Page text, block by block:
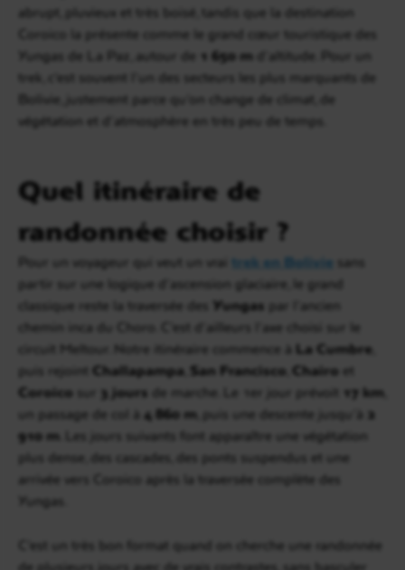
abrupt, pluvieux et très boisé, tandis que la destination
Coroico la présente comme le grand cœur touristique des
Yungas de La Paz, autour de 1 650 m d’altitude. Pour un
trek, c’est souvent l’un des secteurs les plus marquants de
Bolivie, justement parce qu’on change de climat, de
végétation et d’atmosphère en très peu de temps.
Quel itinéraire de
randonnée choisir ?
Pour un voyageur qui veut un vrai trek en Bolivie sans
partir sur une logique d’ascension glaciaire, le grand
classique reste la traversée des Yungas par l’ancien
chemin inca du Choro. C’est d’ailleurs l’axe choisi sur le
circuit Meltour. Notre itinéraire commence à La Cumbre
puis rejoint Challapampa San Francisco Chairo et
Coroico
3 jours de marche. Le 1er jour prévoit 17 km
un passage de col à 4 860 m , puis une descente jusqu’à 2
910 m . Les jours suivants font apparaître une végétation
plus dense, des cascades, des ponts suspendus et une
arrivée vers Coroico après la traversée complète des
Yungas.
C’est un très bon format quand on cherche une randonnée
de plusieurs jours avec de vrais contrastes, sans basculer